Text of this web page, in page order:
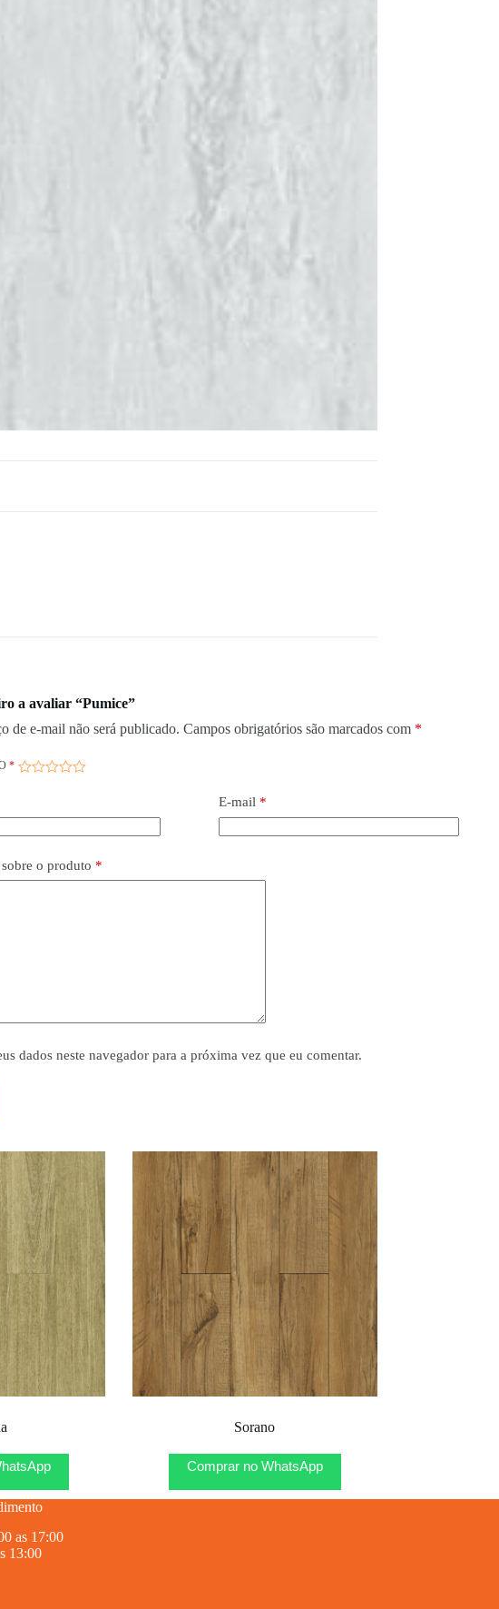
a avaliar “Pumice”
de e-mail não será publicado. Campos obrigatórios são marcados com *
*
E-mail*
o produto *
dados neste navegador para a próxima vez que eu comentar.
Sorano
Comprar no WhatsApp
as 17:00
13:00